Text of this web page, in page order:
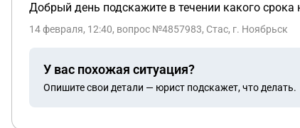
Добрый день подскажите в течении какого
14 февраля, 12:40, вопрос №4857983, Стас, г. Ноябрьск
У вас похожая ситуация?
Опишите свои детали — юрист подскажет, что делать.